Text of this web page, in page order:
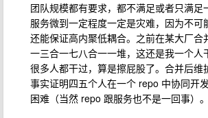
团队规模都有要求，都不满足或者只满足
服务微到一定程度一定是灾难，因为不可
还能保证高内聚低耦合。之前在某大厂合
一三合一七八合一一堆，这还是我一个人
很多人都干过，算是擦屁股了。合并后维
事实证明四五个人在一个 repo 中协同开
困难（当然 repo 跟服务也不是一回事）。